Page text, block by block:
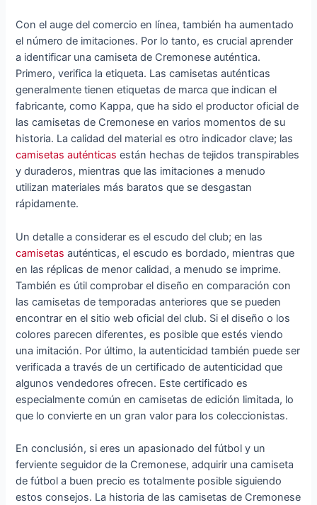
Con el auge del comercio en línea, también ha aumentado
el número de imitaciones. Por lo tanto, es crucial aprender
a identificar una camiseta de Cremonese auténtica.
Primero, verifica la etiqueta. Las camisetas auténticas
generalmente tienen etiquetas de marca que indican el
fabricante, como Kappa, que ha sido el productor oficial de
las camisetas de Cremonese en varios momentos de su
historia. La calidad del material es otro indicador clave; las
camisetas auténticas están hechas de tejidos transpirables
y duraderos, mientras que las imitaciones a menudo
utilizan materiales más baratos que se desgastan
rápidamente.
Un detalle a considerar es el escudo del club; en las
camisetas auténticas, el escudo es bordado, mientras que
en las réplicas de menor calidad, a menudo se imprime.
También es útil comprobar el diseño en comparación con
las camisetas de temporadas anteriores que se pueden
encontrar en el sitio web oficial del club. Si el diseño o los
colores parecen diferentes, es posible que estés viendo
una imitación. Por último, la autenticidad también puede ser
verificada a través de un certificado de autenticidad que
algunos vendedores ofrecen. Este certificado es
especialmente común en camisetas de edición limitada, lo
que lo convierte en un gran valor para los coleccionistas.
En conclusión, si eres un apasionado del fútbol y un
ferviente seguidor de la Cremonese, adquirir una camiseta
de fútbol a buen precio es totalmente posible siguiendo
estos consejos. La historia de las camisetas de Cremonese